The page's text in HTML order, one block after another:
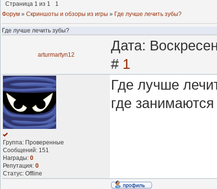
Страница 1 из 1
1
Форум » Скриншоты и обзоры из игры » Где лучше лечить зубы?
Где лучше лечить зубы?
arturmartyn12
Дата:
# 1
Группа: Проверенные
Сообщений: 151
Награды: 0
Репутация: 0
Статус: Offline
Где лучше
где